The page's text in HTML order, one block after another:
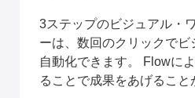
3ステップのビジュアル・
ーは、数回のクリックでビ
自動化できます。
Flowに
ることで成果をあげること